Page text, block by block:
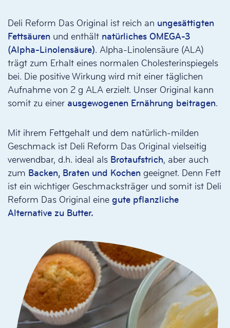
Deli Reform Das Original ist reich an ungesättigten
Fettsäuren und enthält natürliches OMEGA-3
(Alpha-Linolensäure). Alpha-Linolensäure (ALA)
trägt zum Erhalt eines normalen Cholesterinspiegels
bei. Die positive Wirkung wird mit einer täglichen
Aufnahme von 2 g ALA erzielt. Unser Original kann
somit zu einer ausgewogenen Ernährung beitragen.
Mit ihrem Fettgehalt und dem natürlich-milden
Geschmack ist Deli Reform Das Original vielseitig
verwendbar, d.h. ideal als Brotaufstrich, aber auch
zum Backen, Braten und Kochen geeignet. Denn Fett
ist ein wichtiger Geschmacksträger und somit ist Deli
Reform Das Original eine gute pflanzliche
Alternative zu Butter.